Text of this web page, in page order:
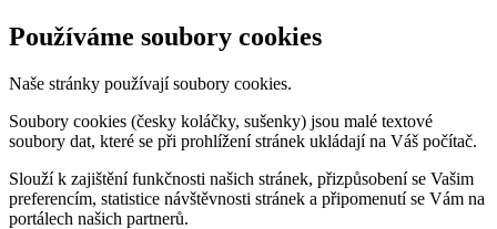
Používáme soubory cookies
Naše stránky používají soubory cookies.
Soubory cookies (česky koláčky, sušenky) jsou malé textové
soubory dat, které se při prohlížení stránek ukládají na Váš počítač.
Slouží k zajištění funkčnosti našich stránek, přizpůsobení se Vašim
preferencím, statistice návštěvnosti stránek a připomenutí se Vám na
portálech našich partnerů.